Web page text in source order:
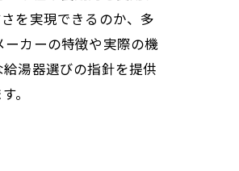
を実現できるのか、多
カーの特徴や実際の機
湯器選びの指針を提供
。